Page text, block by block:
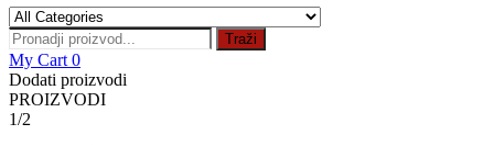
Traži
My Cart 0
Dodati proizvodi
PROIZVODI
1/2